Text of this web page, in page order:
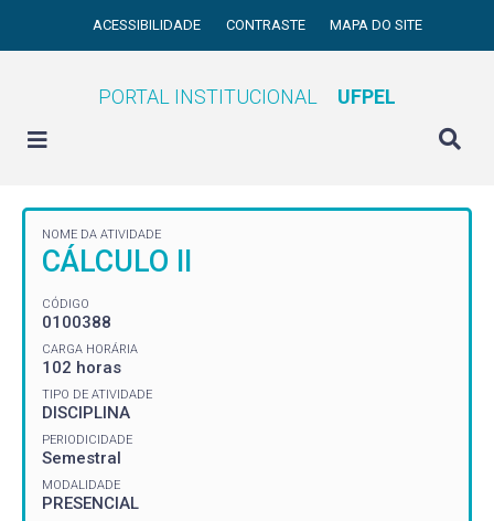
ACESSIBILIDADE CONTRASTE MAPA DO SITE
PORTAL INSTITUCIONAL UFPEL
NOME DA ATIVIDADE
CÁLCULO II
CÓDIGO
0100388
CARGA HORÁRIA
102 horas
TIPO DE ATIVIDADE
DISCIPLINA
PERIODICIDADE
Semestral
MODALIDADE
PRESENCIAL